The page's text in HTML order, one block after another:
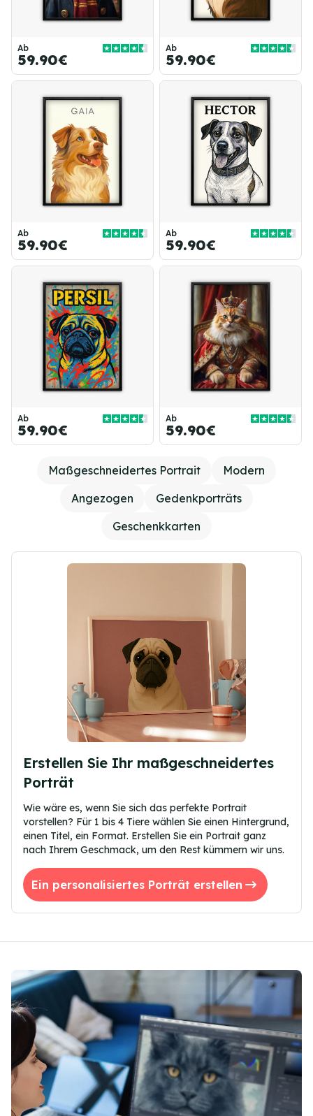
Ab
59.90€
Ab
59.90€
Ab
59.90€
Ab
59.90€
Ab
59.90€
Ab
59.90€
Maßgeschneidertes Portrait
Modern
Angezogen
Gedenkporträts
Geschenkkarten
Erstellen Sie Ihr maßgeschneidertes
Porträt
Wie wäre es, wenn Sie sich das perfekte Portrait
vorstellen? Für 1 bis 4 Tiere wählen Sie einen Hintergrund,
einen Titel, ein Format. Erstellen Sie ein Portrait ganz
nach Ihrem Geschmack, um den Rest kümmern wir uns.
Ein personalisiertes Porträt erstellen